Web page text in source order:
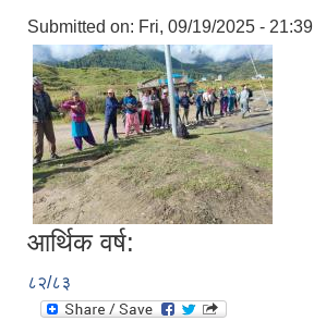
Submitted on: Fri, 09/19/2025 - 21:39
आर्थिक वर्ष:
८२/८३